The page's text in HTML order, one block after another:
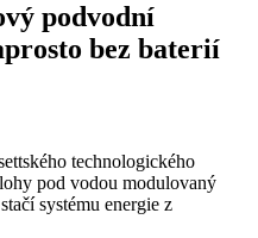
podvodní
bez baterií
technologického
pod vodou modulovaný
systému energie z